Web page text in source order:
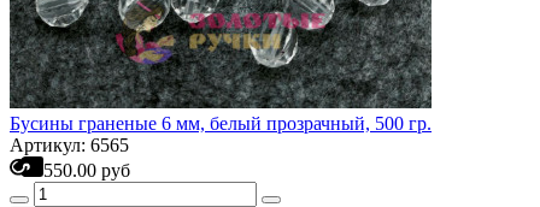
Бусины граненые 6 мм, белый прозрачный, 500 гр.
Артикул: 6565
550.00 руб